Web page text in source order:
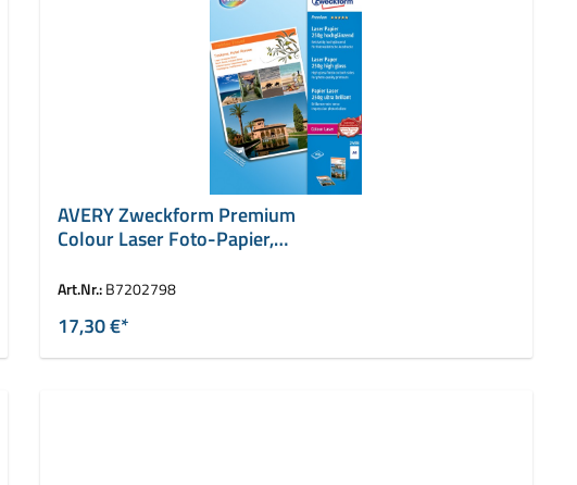
AVERY Zweckform Premium
Colour Laser Foto-Papier,
Art.Nr.:B7202798
17,30 €*